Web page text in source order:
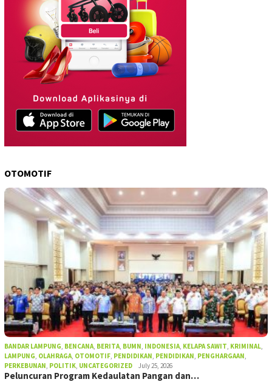
OTOMOTIF
BANDAR LAMPUNG, BENCANA, BERITA, BUMN, INDONESIA, KELAPA SAWIT, KRIMINAL,
LAMPUNG, OLAHRAGA, OTOMOTIF, PENDIDIKAN, PENDIDIKAN, PENGHARGAAN,
PERKEBUNAN, POLITIK, UNCATEGORIZED July 25, 2026
Peluncuran Program Kedaulatan Pangan dan…